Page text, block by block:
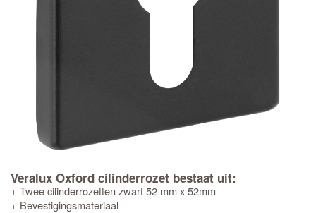
Veralux Oxford cilinderrozet bestaat uit:
+ Twee cilinderrozetten zwart 52 mm x 52mm
+ Bevestigingsmateriaal